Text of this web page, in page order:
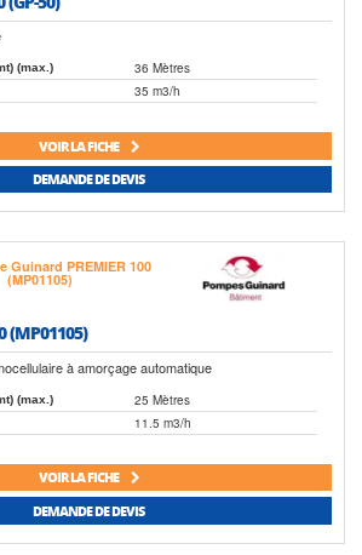
(max.) 36 Mètres
35 m3/h
VOIR LA FICHE
DEMANDE DE DEVIS
(MP01105)
à amorçage automatique
(max.) 25 Mètres
11.5 m3/h
VOIR LA FICHE
DEMANDE DE DEVIS